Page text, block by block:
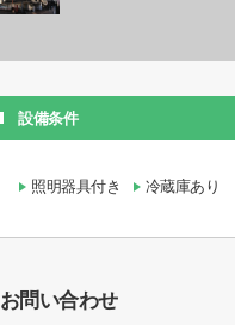
設備条件
照明器具付き 冷蔵庫あり
お問い合わせ